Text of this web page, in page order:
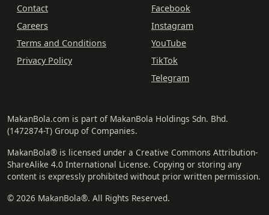
Contact
Careers
Terms and Conditions
Privacy Policy
Facebook
Instagram
YouTube
TikTok
Telegram
MakanBola.com is part of MakanBola Holdings Sdn. Bhd.
(1472874-T) Group of Companies.
MakanBola® is licensed under a Creative Commons Attribution-
ShareAlike 4.0 International License. Copying or storing any
content is expressly prohibited without prior written permission.
© 2026 MakanBola®. All Rights Reserved.